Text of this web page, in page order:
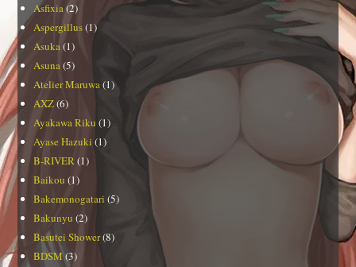
Asfixia(2)
Aspergillus(1)
Asuka(1)
Asuna(5)
Atelier Maruwa(1)
AXZ(6)
Ayakawa Riku (1)
Ayase Hazuki (1)
B-RIVER (1)
Baikou (1)
Bakemonogatari (5)
Bakunyu (2)
Basutei Shower(8)
BDSM(3)